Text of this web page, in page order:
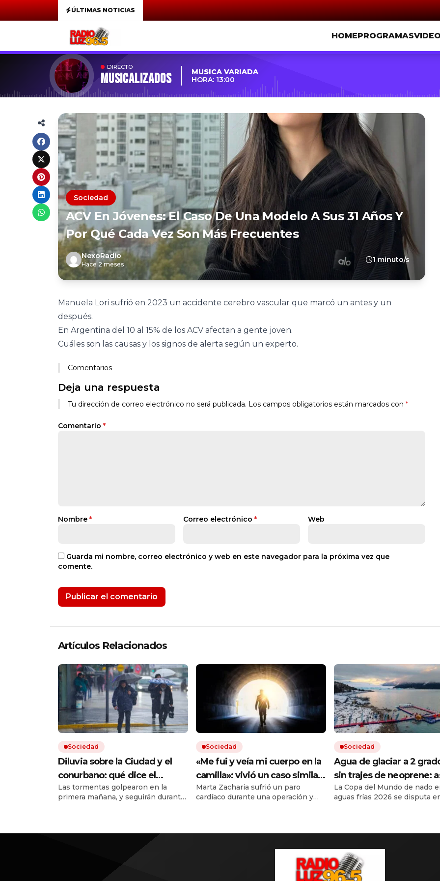
ÚLTIMAS NOTICIAS
HOMEPROGRAMAS
DIRECTO
MUSICALIZADOS
MUSICA VARIADA
HORA: 13:00
Sociedad
ACV En Jóvenes: El Caso De Una Modelo A Sus 31 Años Y
Por Qué Cada Vez Son Más Frecuentes
NexoRadio
Hace 2 meses
1 minuto/s
Manuela Lori sufrió en 2023 un accidente cerebro vascular que marcó un antes y un
después.
En Argentina del 10 al 15% de los ACV afectan a gente joven.
Cuáles son las causas y los signos de alerta según un experto.
Comentarios
Deja una respuesta
Tu dirección de correo electrónico no será publicada. Los campos obligatorios están marcados con *
Comentario *
Nombre * Correo electrónico * Web
Guarda mi nombre, correo electrónico y web en este navegador para la próxima vez que
comente.
Artículos Relacionados
Sociedad
Diluvia sobre la Ciudad y el
conurbano: qué dice el
pronóstico para las próximas
horas
Las tormentas golpearon en la
primera mañana, y seguirán durante
Sociedad
«Me fui y veía mi cuerpo en la
camilla»: vivió un caso similar
al de Víctor Sueiro y la ciencia
tiene una explicación
Marta Zacharia sufrió un paro
cardíaco durante una operación y
médicos y luego una luz al final del
en 1990 experimentó una situación
neurocirujano vinculan el fenómeno
Sociedad
Agua de glaciar a 2
sin trajes de neoprene:
el Mundial de Natación
Perito Moreno
La Copa del Mundo de nado
aguas frías 2026 se disputa
países. Instalaron una piscina
carrera insignia de 300
aguas abiertas es el domingo.